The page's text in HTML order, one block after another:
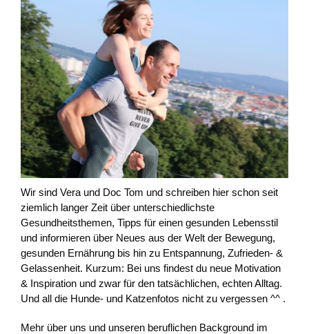
Wir sind Vera und Doc Tom und schreiben hier schon seit
ziemlich langer Zeit über unterschiedlichste
Gesundheitsthemen, Tipps für einen gesunden Lebensstil
und informieren über Neues aus der Welt der Bewegung,
gesunden Ernährung bis hin zu Entspannung, Zufrieden- &
Gelassenheit. Kurzum: Bei uns findest du neue Motivation
& Inspiration und zwar für den tatsächlichen, echten Alltag.
Und all die Hunde- und Katzenfotos nicht zu vergessen ^^ .
Mehr über uns und unseren beruflichen Background im